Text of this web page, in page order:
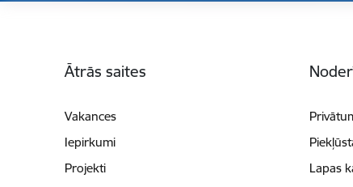
Ātrās saites
Vakances
Iepirkumi
Projekti
Lapas